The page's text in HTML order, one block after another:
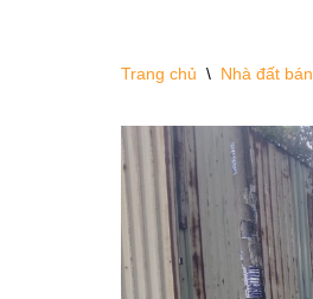
Trang chủ \ Nhà đất bán